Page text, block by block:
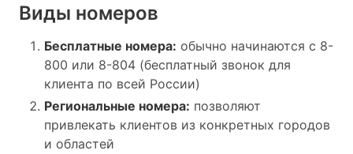
Виды номеров
Бесплатные номера: обычно начинаются с 8-
800 или 8-804 (бесплатный звонок для
клиента по всей России)
Региональные номера: позволяют
привлекать клиентов из конкретных городов
и областей